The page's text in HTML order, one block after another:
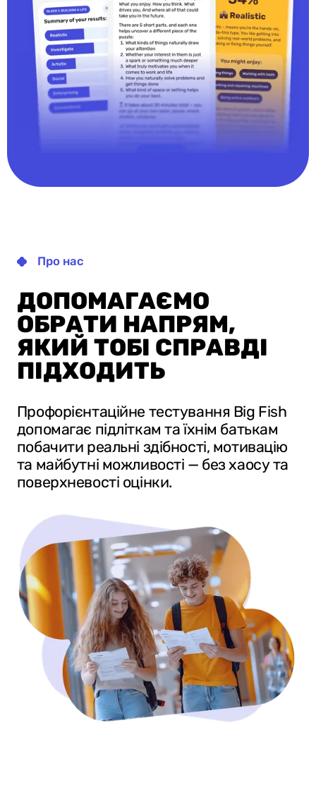
Про нас
ДОПОМАГАЄМО
ОБРАТИ НАПРЯМ,
ЯКИЙ ТОБІ СПРАВДІ
ПІДХОДИТЬ
Профорієнтаційне тестування Big Fish
допомагає підліткам та їхнім батькам
побачити реальні здібності, мотивацію
та майбутні можливості — без хаосу та
поверхневості оцінки.